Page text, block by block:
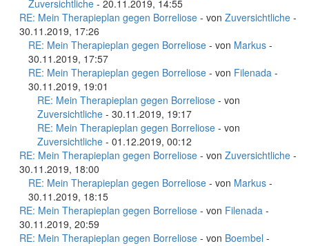
Zuversichtliche - 20.11.2019, 14:55
RE: Mein Therapieplan gegen Borreliose - von Zuversichtliche -
30.11.2019, 17:26
RE: Mein Therapieplan gegen Borreliose - von Markus -
30.11.2019, 17:57
RE: Mein Therapieplan gegen Borreliose - von Filenada -
30.11.2019, 19:01
RE: Mein Therapieplan gegen Borreliose - von
Zuversichtliche - 30.11.2019, 19:17
RE: Mein Therapieplan gegen Borreliose - von
Zuversichtliche - 01.12.2019, 00:12
RE: Mein Therapieplan gegen Borreliose - von Zuversichtliche -
30.11.2019, 18:00
RE: Mein Therapieplan gegen Borreliose - von Markus -
30.11.2019, 18:15
RE: Mein Therapieplan gegen Borreliose - von Filenada -
30.11.2019, 20:59
RE: Mein Therapieplan gegen Borreliose - von Boembel -